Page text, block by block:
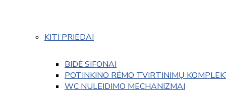
KITI PRIEDAI
BIDĖ SIFONAI
POTINKINO RĖMO TVIRTINIMŲ
WC NULEIDIMO MECHANIZMAI